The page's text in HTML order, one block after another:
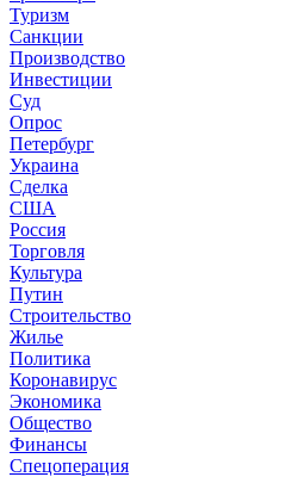
Туризм
Санкции
Производство
Инвестиции
Суд
Опрос
Петербург
Украина
Сделка
США
Россия
Торговля
Культура
Путин
Строительство
Жилье
Политика
Коронавирус
Экономика
Общество
Финансы
Спецоперация